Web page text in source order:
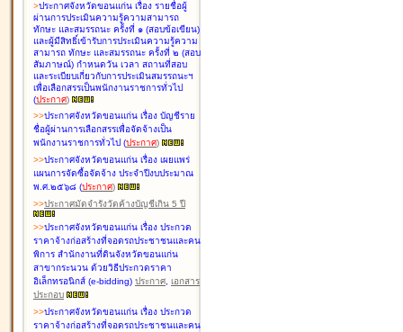
>ประกาศจังหวัดขอนแก่น เรื่อง รายชื่อผู้
ผ่านการประเมินความรู้ความสามารถ
ทักษะ และสมรรถนะ ครั้งที่ ๑ (สอบข้อเขียน)
และผู้มีสิทธิ์เข้ารับการประเมินความรู้ความ
สามารถ ทักษะ และสมรรถนะ ครั้งที่ ๒ (สอบ
สัมภาษณ์) กำหนดวัน เวลา สถานที่สอบ
และระเบียบเกี่ยวกับการประเมินสมรรถนะฯ
เพื่อเลือกสรรเป็นพนักงานราชการทั่วไป
(ประกาศ)
>>ประกาศจังหวัดขอนแก่น เรื่อง บัญชีราย
ชื่อผู้ผ่านการเลือกสรรเพื่อจัดจ้างเป็น
พนักงานราชการทั่วไป (ประกาศ)
>>ประกาศจังหวัดขอนแก่น เรื่อง เผยแพร่
แผนการจัดซื้อจัดจ้าง ประจำปีงบประมาณ
พ.ศ.๒๕๖๘ (ประกาศ)
>>ประกาศมัดจำรังวัดค้างบัญชีเกิน 5 ปี
>>ประกาศจังหวัดขอนแก่น เรื่อง ประกวด
ราคาจ้างก่อสร้างที่จอดรถประชาชนและคน
พิการ สำนักงานที่ดินจังหวัดขอนแก่น
สาขากระนวน ด้วยวิธีประกวดราคา
อิเล็กทรอนิกส์ (e-bidding) ประกาศ, เอกสาร
ประกอบ
>>ประกาศจังหวัดขอนแก่น เรื่อง ประกวด
ราคาจ้างก่อสร้างที่จอดรถประชาชนและคน